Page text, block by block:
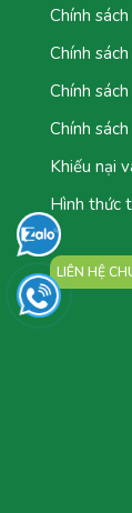
Chính
Chính
Chính
Chính
Khiếu nại
Hình thức
LIÊN HỆ